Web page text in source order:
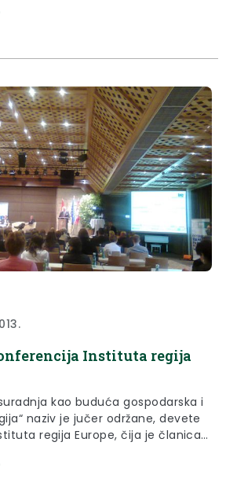
Horvata Kiša, Jasna Petek
Instituta regija
kao buduća gospodarska i
naziv je jučer održane, devete
regija Europe, čija je članica i